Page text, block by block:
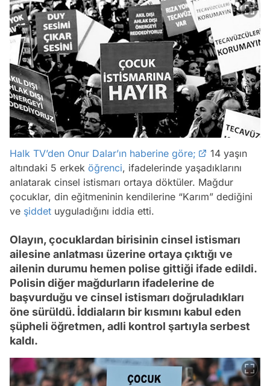
Halk TV’den Onur Dalar’ın haberine göre;
14 yaşın
altındaki 5 erkek öğrenci, ifadelerinde yaşadıklarını
anlatarak cinsel istismarı ortaya döktüler. Mağdur
çocuklar, din eğitmeninin kendilerine “Karım” dediğini
ve şiddet uyguladığını iddia etti.
Olayın, çocuklardan birisinin cinsel istismarı
ailesine anlatması üzerine ortaya çıktığı ve
ailenin durumu hemen polise gittiği ifade edildi.
Polisin diğer mağdurların ifadelerine de
başvurduğu ve cinsel istismarı doğruladıkları
öne sürüldü. İddiaların bir kısmını kabul eden
şüpheli öğretmen, adli kontrol şartıyla serbest
kaldı.